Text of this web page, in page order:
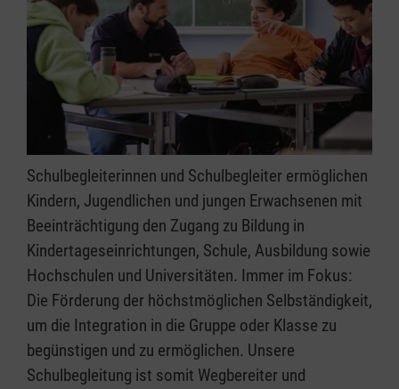
Schulbegleiterinnen und Schulbegleiter ermöglichen
Kindern, Jugendlichen und jungen Erwachsenen mit
Beeinträchtigung den Zugang zu Bildung in
Kindertageseinrichtungen, Schule, Ausbildung sowie
Hochschulen und Universitäten. Immer im Fokus:
Die Förderung der höchstmöglichen Selbständigkeit,
um die Integration in die Gruppe oder Klasse zu
begünstigen und zu ermöglichen. Unsere
Schulbegleitung ist somit Wegbereiter und